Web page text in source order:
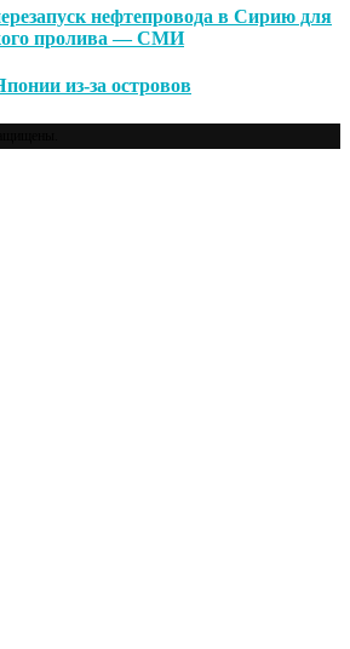
нефтепровода в Сирию для
пролива — СМИ
из-за островов